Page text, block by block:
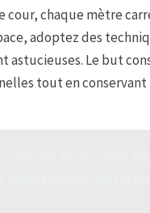
cour, chaque mètre
adoptez des
astucieuses. Le but
tout en